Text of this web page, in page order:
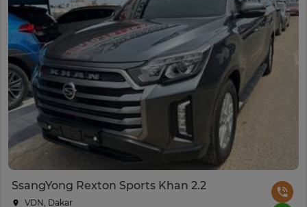
SsangYong Rexton Sports Khan 2.2
VDN, Dakar